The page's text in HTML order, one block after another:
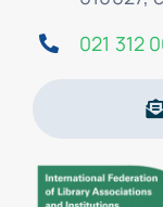
021 312